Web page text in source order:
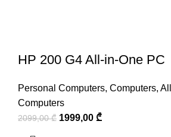
HP 200 G4 All-in-One PC
Personal Computers, Computers,
Computers
2099,00₾ 1999,00 ₾